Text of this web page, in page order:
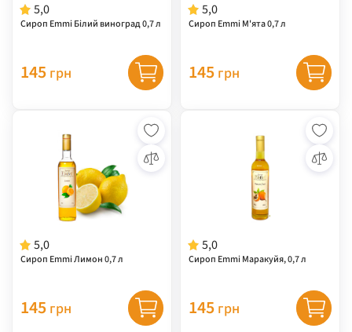
5,0
Сироп Emmi Білий виноград 0,7 л
145 грн
5,0
Сироп Emmi М'ята 0,7 л
145 грн
5,0
Сироп Emmi Лимон 0,7 л
145 грн
5,0
Сироп Emmi Маракуйя, 0,7 л
145 грн